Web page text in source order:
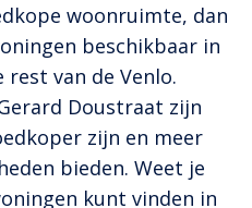
woonruimte, dan
beschikbaar in
van de Venlo.
Doustraat zijn
zijn en meer
bieden. Weet je
kunt vinden in